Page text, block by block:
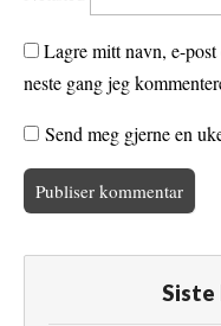
Lagre mitt navn, e-
neste gang jeg
Send meg gjerne en